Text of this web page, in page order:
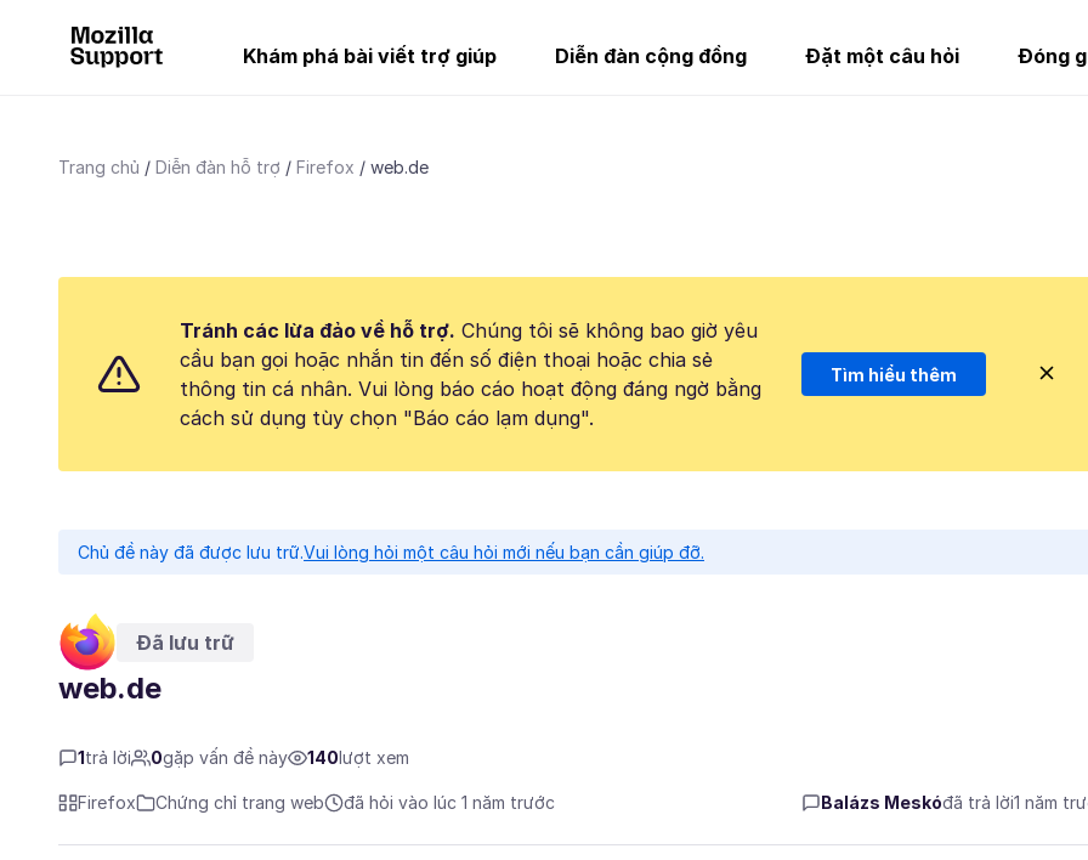
Khám phá bài viết trợ giúp Diễn đàn cộng đồng Đặt một câu hỏi Đóng
Trang chủ Diễn đàn hỗ trợ Firefox web.de
Tránh các lừa đảo về hỗ trợ. Chúng tôi sẽ không bao giờ yêu
cầu bạn gọi hoặc nhắn tin đến số điện thoại hoặc chia sẻ
thông tin cá nhân. Vui lòng báo cáo hoạt động đáng ngờ bằng
cách sử dụng tùy chọn "Báo cáo lạm dụng".
Tìm hiểu thêm
Chủ đề này đã được lưu trữ.Vui lòng hỏi một câu hỏi mới nếu bạn cần giúp đỡ.
Đã lưu trữ
web.de
1 trả lời 0gặp vấn đề này 140 lượt xem
Firefox Chứng chỉ trang web đã hỏi vào lúc 1 năm trước Balázs Meskóđã trả lời1 năm